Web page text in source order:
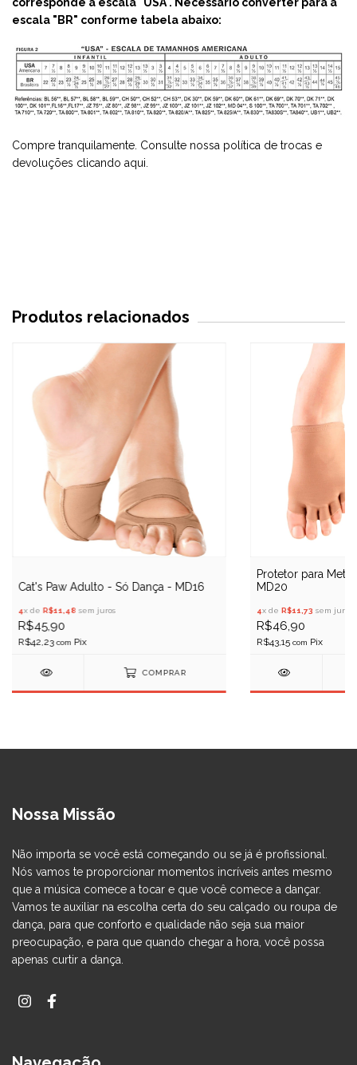
escala "BR" conforme tabela abaixo:
Compre tranquilamente. Consulte nossa política de trocas e
devoluções clicando aqui
Produtos relacionados
Cat's Paw Adulto - Só Dança - MD16
4x de R$11,48 sem juros
R$45,90
R$42,23com
COMPRAR
Protetor para
MD20
4x de R$11,73 sem juros
R$46,90
R$43,15 com
Nossa Missão
Não importa se você está começando ou se já é profissional.
Nós vamos te proporcionar momentos incríveis antes mesmo
que a música comece a tocar e que você comece a dançar.
Vamos te auxiliar na escolha certa do seu calçado ou roupa de
dança, para que conforto e qualidade não seja sua maior
preocupação, e para que quando chegar a hora, você possa
apenas curtir a dança.